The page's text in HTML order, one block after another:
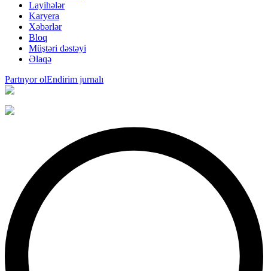
Layihələr
Karyera
Xəbərlər
Bloq
Müştəri dəstəyi
Əlaqə
Partnyor olEndirim jurnalı